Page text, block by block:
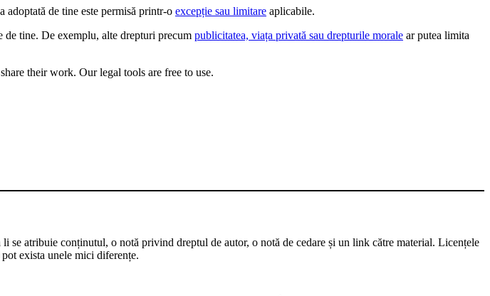
de tine este permisă printr-o excepție sau limitare aplicabile.
tine. De exemplu, alte drepturi precum publicitatea, viața privată sau drepturile morale ar putea limita
their work. Our legal tools are free to use.
atribuie conținutul, o notă privind dreptul de autor, o notă de cedare și un link către material. Licențele
exista unele mici diferențe.